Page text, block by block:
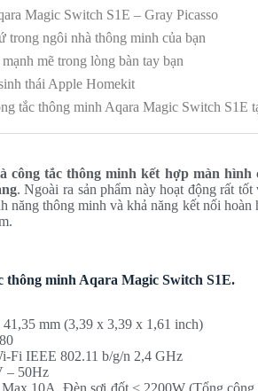
Magic Switch S1E – Gray Picasso
trong ngôi nhà thông minh của bạn
mẽ trong lòng bàn tay bạn
thái Apple Homekit
tắc thông minh Aqara Magic Switch S1E
công tắc thông minh kết hợp màn hình
. Ngoài ra sản phẩm này hoạt động rất
năng thông minh và khả năng kết nối
thông minh Aqara Magic Switch S1E.
mm (3,39 x 3,39 x 1,61 inch)
Fi IEEE 802.11 b/g/n 2,4 GHz
– 50Hz